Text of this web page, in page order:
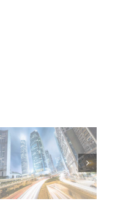
The Marks Tower 3